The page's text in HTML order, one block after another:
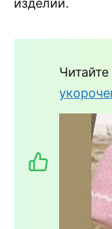
изделий.